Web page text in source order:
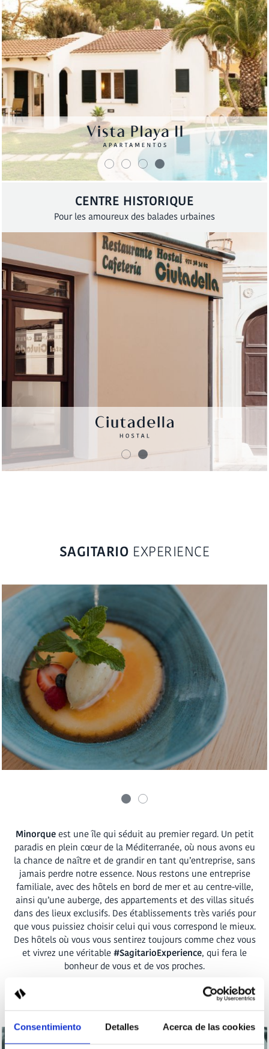
Consentimiento Detalles Acerca de las cookies
CENTRE HISTORIQUE
Pour les amoureux des balades urbaines
SAGITARIO EXPERIENCE
GASTRONOMIE & FERMES
Minorqueest une île qui séduit au premier regard. Un petit
paradis en plein cœur de la Méditerranée, où nous avons eu
la chance de naître et de grandir en tant qu’entreprise, sans
jamais perdre notre essence. Nous restons une entreprise
familiale, avec des hôtels en bord de mer et au centre-ville,
ainsi qu’une auberge, des appartements et des villas situés
dans des lieux exclusifs. Des établissements très variés pour
que vous puissiez choisir celui qui vous correspond le mieux.
Des hôtels où vous vous sentirez toujours comme chez vous
et vivrez une véritable#SagitarioExperience, qui fera le
bonheur de vous et de vos proches.